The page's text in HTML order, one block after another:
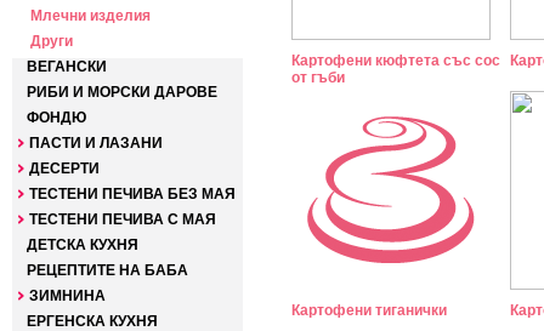
Млечни изделия
Други
ВЕГАНСКИ
РИБИ И МОРСКИ ДАРОВЕ
ФОНДЮ
ПАСТИ И ЛАЗАНИ
ДЕСЕРТИ
ТЕСТЕНИ ПЕЧИВА БЕЗ МАЯ
ТЕСТЕНИ ПЕЧИВА С МАЯ
ДЕТСКА КУХНЯ
РЕЦЕПТИТЕ НА БАБА
ЗИМНИНА
ЕРГЕНСКА КУХНЯ
Картофени кюфтета със сос
от гъби
Картофени тиганички